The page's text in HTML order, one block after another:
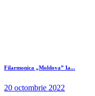
Filarmonica „Moldova” Ia...
20 octombrie 2022